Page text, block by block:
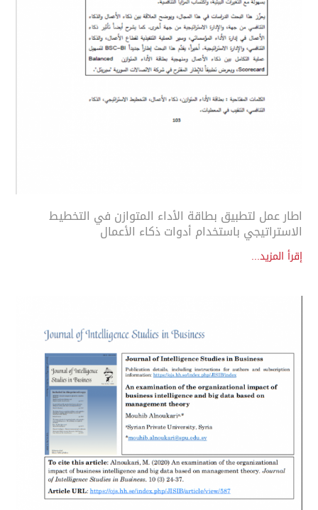
اطار عمل لتطبيق بطاقة الأداء المتوازن في التخطيط
الاستراتيجي باستخدام أدوات ذكاء الأعمال
إقرأ المزيد...